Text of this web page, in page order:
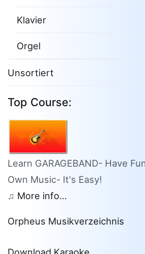
Klavier
Orgel
Unsortiert
Top Course:
Learn GARAGEBAND- Have
Own Music- It's Easy!
♫ More info...
Orpheus Musikverzeichnis